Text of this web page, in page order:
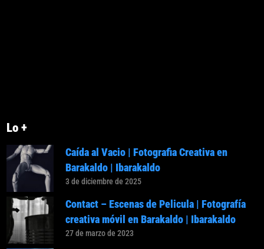
Lo +
Caída al Vacio | Fotografia Creativa en
Barakaldo | Ibarakaldo
3 de diciembre de 2025
Contact – Escenas de Pelicula | Fotografía
creativa móvil en Barakaldo | Ibarakaldo
27 de marzo de 2023